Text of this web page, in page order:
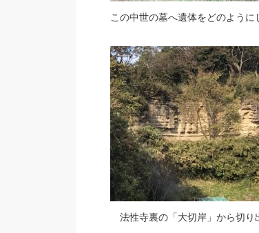
この中世の墓へ遺体をどのよう
法性寺裏の「大切岸」から切り